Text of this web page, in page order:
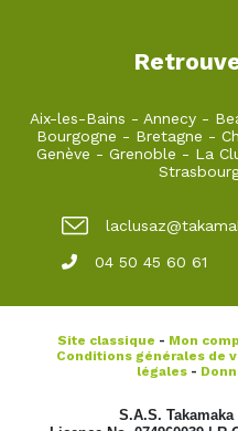
Aix-les-Bains - Annecy -
Bourgogne - Bretagne -
Genève - Grenoble - La
04 50 45 60 61
Site classique - Mon
Conditions générales de
légales -
S.A.S.